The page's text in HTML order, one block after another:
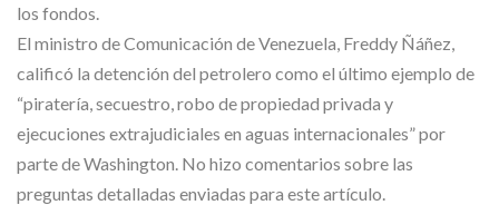
los fondos.
El ministro de Comunicación de Venezuela, Freddy Ñáñez,
calificó la detención del petrolero como el último ejemplo de
“piratería, secuestro, robo de propiedad privada y
ejecuciones extrajudiciales en aguas internacionales” por
parte de Washington. No hizo comentarios sobre las
preguntas detalladas enviadas para este artículo.